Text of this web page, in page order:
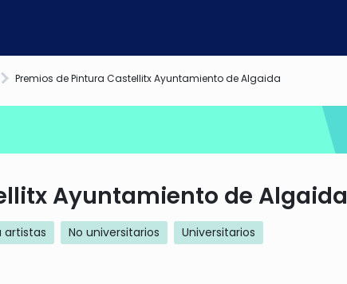
Premios de Pintura Castellitx Ayuntamiento de Algaida
Ayuntamiento de Algaida
artistas No universitarios Universitarios